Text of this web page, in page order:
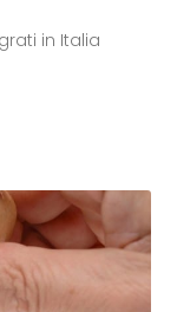
in Italia